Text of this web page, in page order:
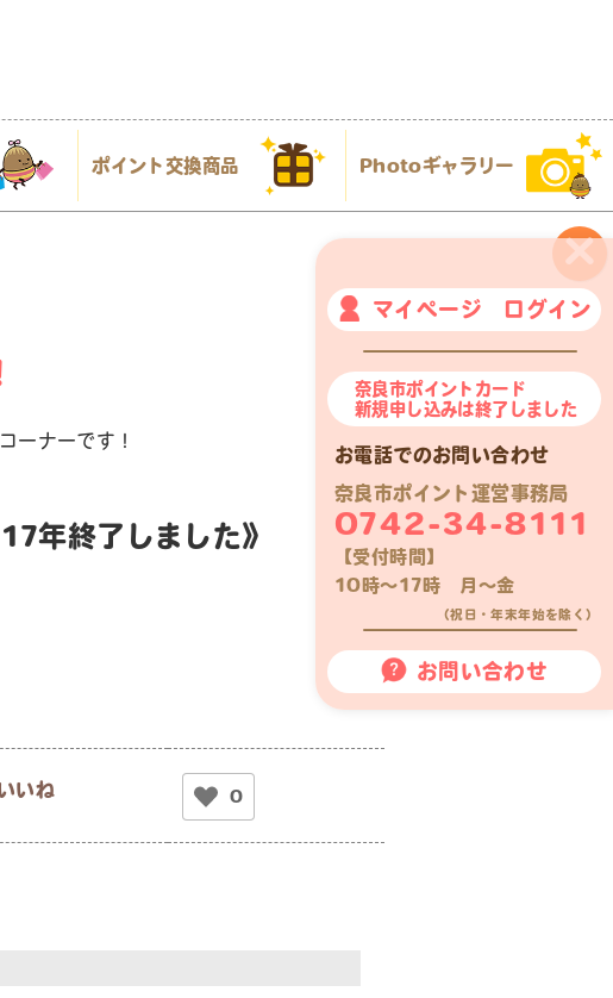
×
マイページ ログイン
奈良市ポイントカード
新規申し込みは終了しました
お電話でのお問い合わせ
奈良市ポイント運営事務局
0742-34-8111
【受付時間】
10時〜17時 月〜金
（祝日・年末年始を除く）
お問い合わせ
ポイント交換商品 Photoギャラリー
ーナーです！
年終了しました》
いね 0